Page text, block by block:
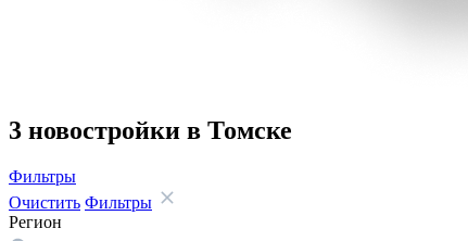
3 новостройки в Томске
Фильтры
Очистить Фильтры
Регион